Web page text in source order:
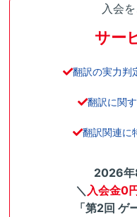
入会
サー
翻訳の実力判
翻訳に関
翻訳関連に
2026年
＼ 入会金0
「第2回 ゲ